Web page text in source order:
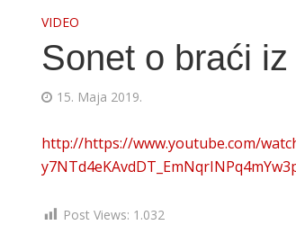
VIDEO
Sonet o braći
15. Maja 2019.
http://https://www.youtube.com/
Post Views: 1.032